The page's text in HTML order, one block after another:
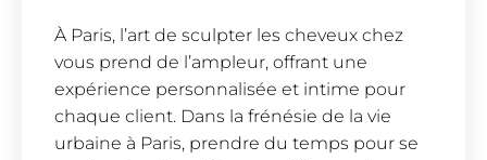
À Paris, l’art de sculpter les cheveux chez
vous prend de l’ampleur, offrant une
expérience personnalisée et intime pour
chaque client. Dans la frénésie de la vie
urbaine à Paris, prendre du temps pour se